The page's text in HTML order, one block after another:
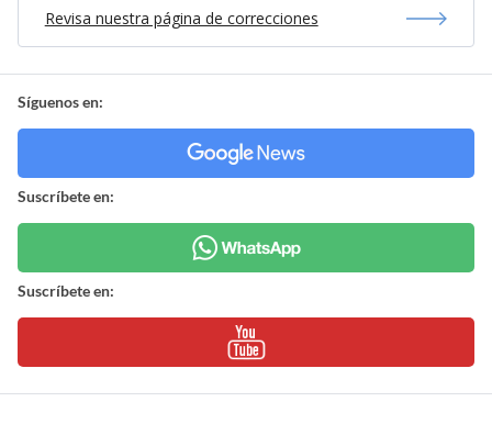
Revisa nuestra página de correcciones
Síguenos en:
Suscríbete en:
Suscríbete en: